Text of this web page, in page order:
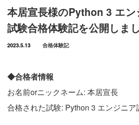
本居宣長様のPython 3 エ
試験合格体験記を公開しま
2023.5.13 合格体験記
◆合格者情報
お名前orニックネーム: 本居宣長
合格された試験: Python 3 エンジニア